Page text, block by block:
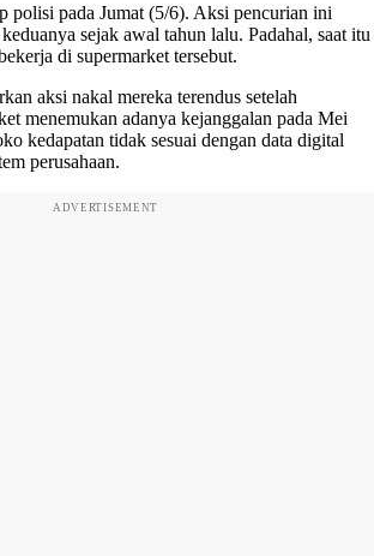
polisi pada Jumat (5/6). Aksi pencurian ini
sejak awal tahun lalu. Padahal, saat itu
di supermarket tersebut.
aksi nakal mereka terendus setelah
menemukan adanya kejanggalan pada Mei
kedapatan tidak sesuai dengan data digital
perusahaan.
ADVERTISEMENT